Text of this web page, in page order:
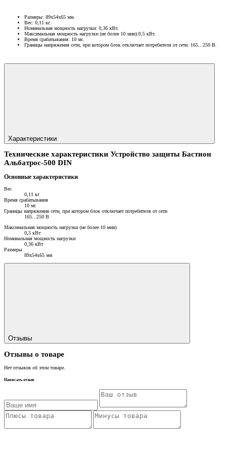
Размеры: 89х54х65 мм.
Вес: 0,11 кг.
Номинальная мощность нагрузки: 0,36 кВт.
Максимальная мощность нагрузки (не более 10 мин):0,5 кВт.
Время срабатывания: 10 мс.
Границы напряжения сети, при котором блок отключает потребителя от сети: 165...250 В.
Характеристики
Технические характеристики Устройство защиты Бастион
Альбатрос-500 DIN
Основные характеристики
Вес
0,11 кг
Время срабатывания
10 мс
Границы напряжения сети, при котором блок отключает потребителя от сети
165...250 В
Максимальная мощность нагрузки (не более 10 мин)
0,5 кВт
Номинальная мощность нагрузки
0,36 кВт
Размеры
89х54х65 мм
Отзывы
Отзывы о товаре
Нет отзывов об этом товаре.
Написать отзыв